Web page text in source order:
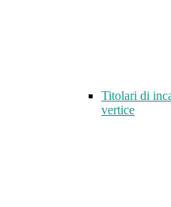
Titolari di
vertice